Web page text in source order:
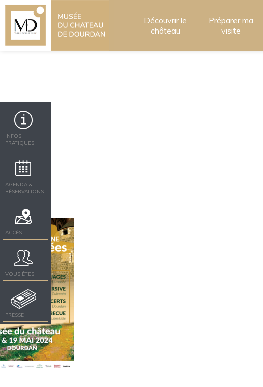
Découvrir le
château
Préparer ma
visite
INFOS
PRATIQUES
AGENDA &
RÉSERVATIONS
ACCÈS
VOUS ÊTES
PRESSE